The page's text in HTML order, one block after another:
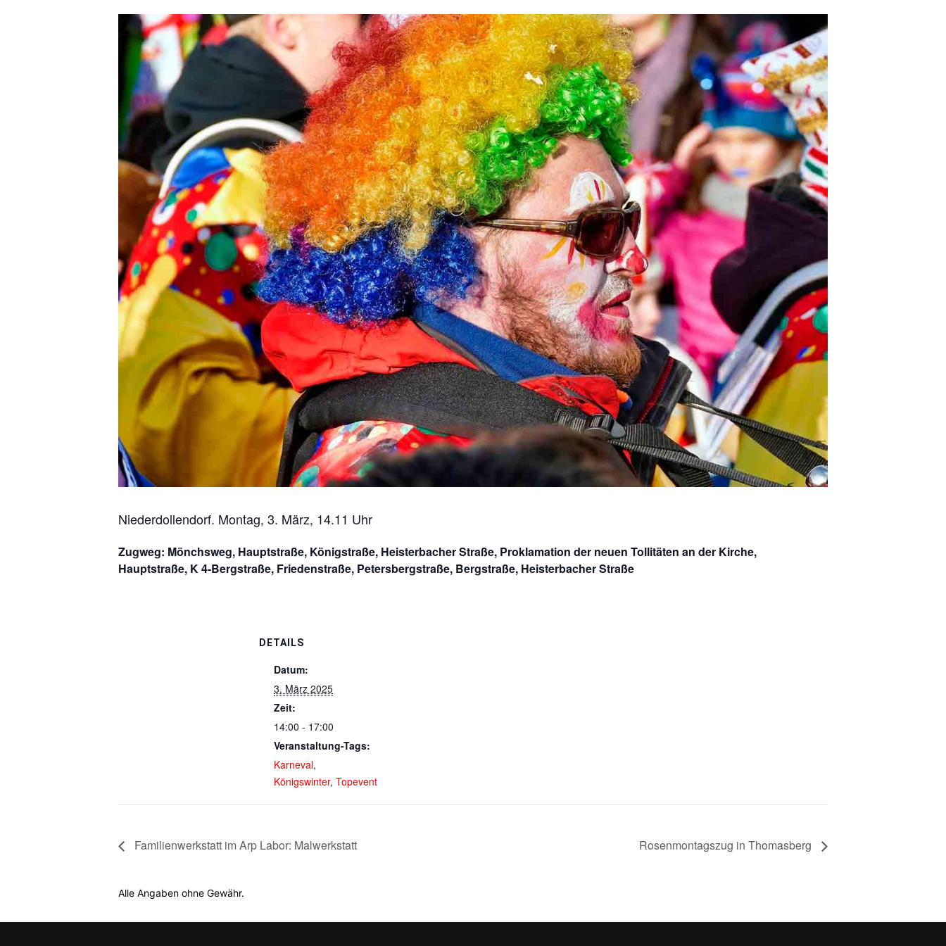
Niederdollendorf. Montag, 3. März, 14.11 Uhr
Zugweg: Mönchsweg, Hauptstraße, Königstraße, Heisterbacher Straße, Proklamation der neuen Tollitäten an der Kirche,
Hauptstraße, K 4-Bergstraße, Friedenstraße, Petersbergstraße, Bergstraße, Heisterbacher Straße
DETAILS
Datum:
3. März 2025
Zeit:
14:00 - 17:00
Veranstaltung-Tags:
Karneval,
Königswinter, Topevent
Familienwerkstatt im Arp Labor: Malwerkstatt Rosenmontagszug in Thomasberg
Alle Angaben ohne Gewähr.